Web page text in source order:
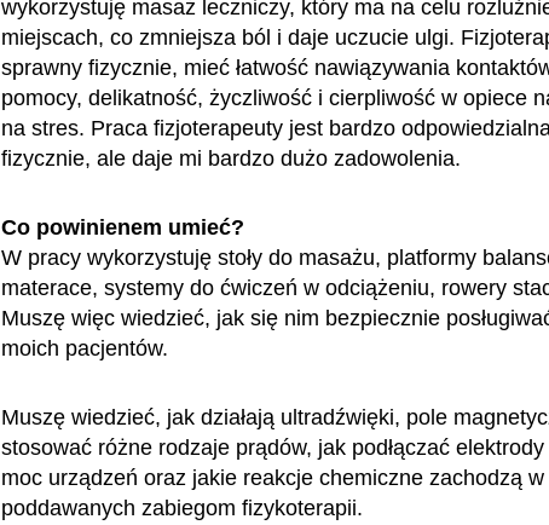
wykorzystuję masaż leczniczy, który ma na celu
miejscach, co zmniejsza ból i daje uczucie ulgi.
sprawny fizycznie, mieć łatwość nawiązywania
pomocy, delikatność, życzliwość i cierpliwość w opiece
na stres. Praca fizjoterapeuty jest bardzo
fizycznie, ale daje mi bardzo dużo zadowolenia.
Co powinienem umieć?
W pracy wykorzystuję stoły do masażu, platformy
materace, systemy do ćwiczeń w odciążeniu, rowery
Muszę więc wiedzieć, jak się nim bezpiecznie
moich pacjentów.
Muszę wiedzieć, jak działają ultradźwięki, pole
stosować różne rodzaje prądów, jak podłączać
moc urządzeń oraz jakie reakcje chemiczne zachodzą
poddawanych zabiegom fizykoterapii.